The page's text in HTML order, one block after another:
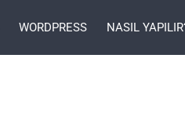
WORDPRESS NASIL